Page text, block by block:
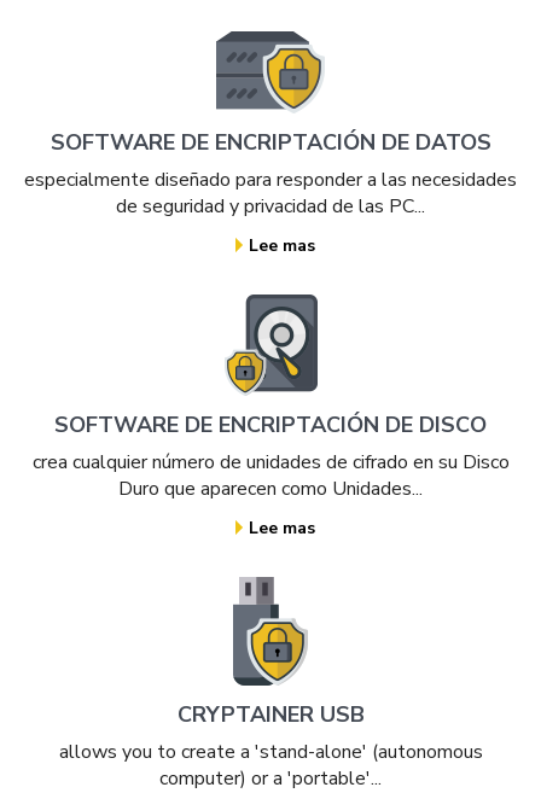
SOFTWARE DE ENCRIPTACIÓN DE DATOS
especialmente diseñado para responder a las necesidades
de seguridad y privacidad de las PC...
Lee mas
SOFTWARE DE ENCRIPTACIÓN DE DISCO
crea cualquier número de unidades de cifrado en su Disco
Duro que aparecen como Unidades...
Lee mas
CRYPTAINER USB
allows you to create a 'stand-alone' (autonomous
computer) or a 'portable'...